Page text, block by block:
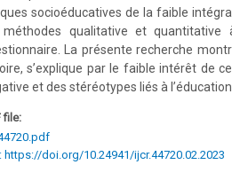
socioéducatives de la faible
méthodes qualitative et
La présente recherche
s’explique par le faible intérêt de
et des stéréotypes liés à
file:
https://doi.org/10.24941/ijcr.44720.02.2023